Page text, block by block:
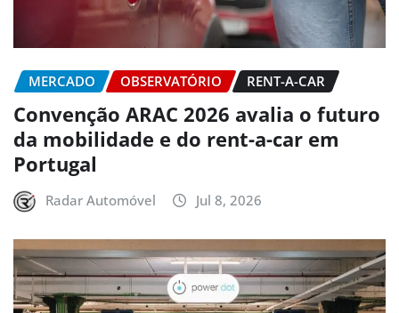
MERCADO OBSERVATÓRIO RENT-A-CAR
Convenção ARAC 2026 avalia o futuro
da mobilidade e do rent-a-car em
Portugal
Radar Automóvel Jul 8, 2026